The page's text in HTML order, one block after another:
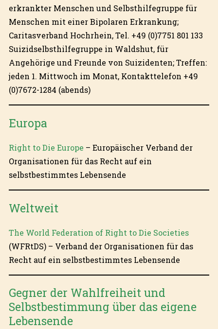
erkrankter Menschen und Selbsthilfegruppe für
Menschen mit einer Bipolaren Erkrankung;
Caritasverband Hochrhein, Tel. +49 (0)7751 801 133
Suizidselbsthilfegruppe in Waldshut, für
Angehörige und Freunde von Suizidenten; Treffen:
jeden 1. Mittwoch im Monat, Kontakttelefon +49
(0)7672-1284 (abends)
Europa
Right to Die Europe – Europäischer Verband der
Organisationen für das Recht auf ein
selbstbestimmtes Lebensende
Weltweit
The World Federation of Right to Die Societies
(WFRtDS) – Verband der Organisationen für das
Recht auf ein selbstbestimmtes Lebensende
Gegner der Wahlfreiheit und
Selbstbestimmung über das eigene
Lebensende